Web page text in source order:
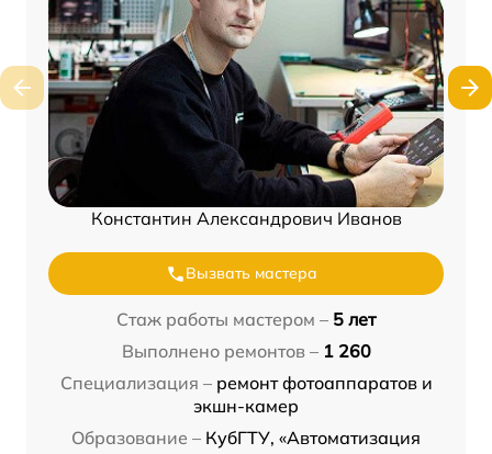
Константин Александрович Иванов
Вызвать мастера
Стаж работы мастером – 5 лет
Выполнено ремонтов – 1 260
Специализация – ремонт фотоаппаратов и
экшн-камер
Образование – КубГТУ, «Автоматизация